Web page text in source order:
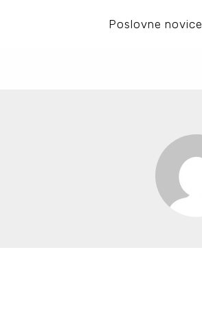
Poslovne novice